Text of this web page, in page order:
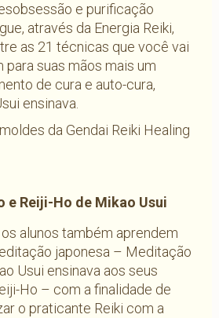
e purificação
através da Energia Reiki,
as 21 técnicas que você vai
para suas mãos mais um
de cura e auto-cura,
ensinava.
da Gendai Reiki Healing
e Reiji-Ho de Mikao Usui
alunos também aprendem
japonesa – Meditação
Usui ensinava aos seus
Ho – com a finalidade de
o praticante Reiki com a